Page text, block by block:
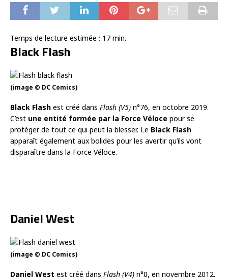
Temps de lecture estimée : 17 min.
Black Flash
(image © DC Comics)
Black Flash est créé dans Flash (V5) n°76, en octobre 2019.
C’est une entité formée par la Force Véloce pour se
protéger de tout ce qui peut la blesser. Le Black Flash
apparaît également aux bolides pour les avertir qu’ils vont
disparaître dans la Force Véloce.
Daniel West
(image © DC Comics)
Daniel West est créé dans Flash (V4) n°0, en novembre 2012.